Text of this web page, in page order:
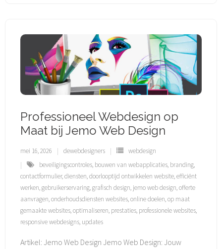
Professioneel Webdesign op
Maat bij Jemo Web Design
mei 16, 2026 dewebdesigners
webdesign
beveiligingscontroles, bouwen van webapplicaties, branding,
contactformulier,diensten,doorlooptijd ontwikkelen website,efficiënt
werken,gebruikerservaring,grafisch design, jemo web design,offerte
aanvragen,onderhoudsdiensten websites,online doelen,op maat
gemaakte websites,optimaliseren, prestaties, professionele websites,
responsive webdesigns, updates
Artikel: Jemo Web Design Jemo Web Design: Jouw